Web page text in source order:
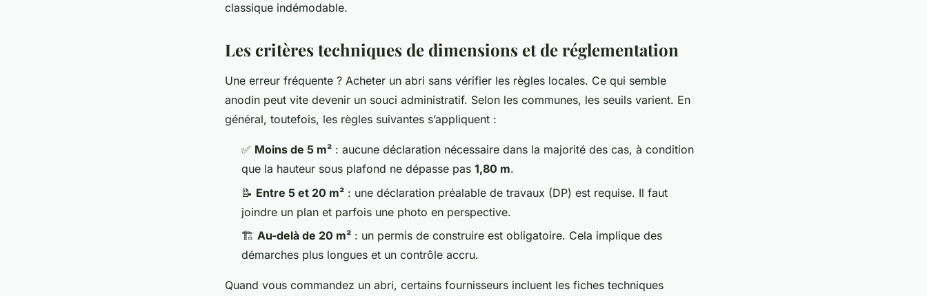
classique indémodable.
Les critères techniques de dimensions et de réglementation
Une erreur fréquente ? Acheter un abri sans vérifier les règles locales. Ce qui semble
anodin peut vite devenir un souci administratif. Selon les communes, les seuils varient. En
général, toutefois, les règles suivantes s’appliquent :
✅ Moins de 5 m² : aucune déclaration nécessaire dans la majorité des cas, à condition
que la hauteur sous plafond ne dépasse pas 1,80 m.
📝 Entre 5 et 20 m² : une déclaration préalable de travaux (DP) est requise. Il faut
joindre un plan et parfois une photo en perspective.
🏗️ Au-delà de 20 m² : un permis de construire est obligatoire. Cela implique des
démarches plus longues et un contrôle accru.
Quand vous commandez un abri, certains fournisseurs incluent les fiches techniques